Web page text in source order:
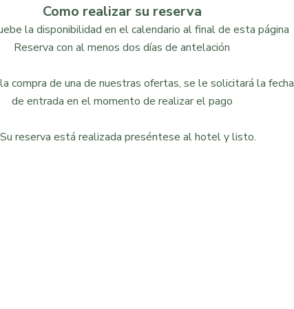
Como realizar su reserva
la disponibilidad en el calendario al final de esta página
Reserva con al menos dos días de antelación
compra de una de nuestras ofertas, se le solicitará la fecha
de entrada en el momento de realizar el pago
reserva está realizada preséntese al hotel y listo.